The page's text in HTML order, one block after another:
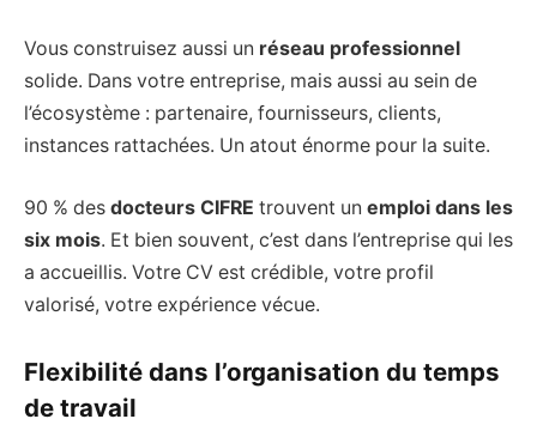
Vous construisez aussi un réseau professionnel
solide. Dans votre entreprise, mais aussi au sein de
l’écosystème : partenaire, fournisseurs, clients,
instances rattachées. Un atout énorme pour la suite.
90 % des docteurs CIFRE trouvent un emploi dans les
six mois. Et bien souvent, c’est dans l’entreprise qui les
a accueillis. Votre CV est crédible, votre profil
valorisé, votre expérience vécue.
Flexibilité dans l’organisation du temps
de travail